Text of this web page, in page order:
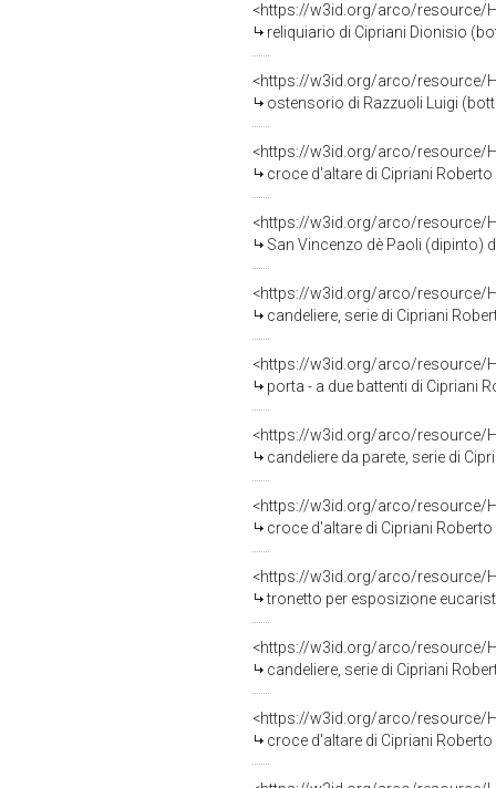
<https://w3id.org/arco/resource/
reliquiario di Cipriani Dionisio
<https://w3id.org/arco/resource/
ostensorio di Razzuoli Luigi
<https://w3id.org/arco/resource/
croce d'altare di Cipriani
<https://w3id.org/arco/resource/
San Vincenzo dè Paoli (dipinto)
<https://w3id.org/arco/resource/
candeliere, serie di Cipriani
<https://w3id.org/arco/resource/
porta - a due battenti di Cipriani
<https://w3id.org/arco/resource/
candeliere da parete, serie di
<https://w3id.org/arco/resource/
croce d'altare di Cipriani
<https://w3id.org/arco/resource/
tronetto per esposizione
<https://w3id.org/arco/resource/
candeliere, serie di Cipriani
<https://w3id.org/arco/resource/
croce d'altare di Cipriani